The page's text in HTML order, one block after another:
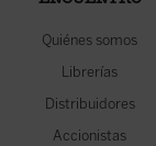
Quiénes somos
Librerías
Distribuidores
Accionistas